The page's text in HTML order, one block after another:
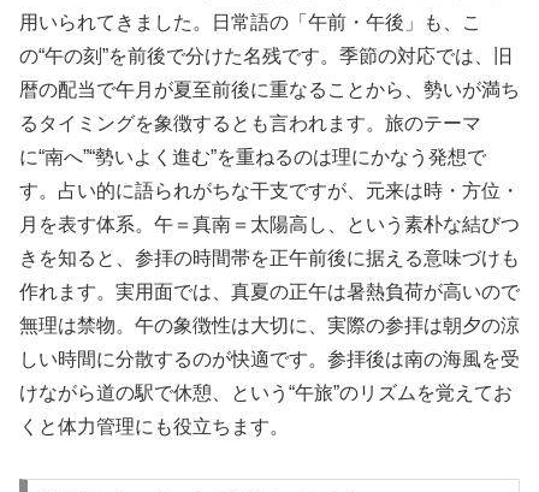
用いられてきました。日常語の「午前・午後」も、こ
の“午の刻”を前後で分けた名残です。季節の対応では、旧
暦の配当で午月が夏至前後に重なることから、勢いが満ち
るタイミングを象徴するとも言われます。旅のテーマ
に“南へ”“勢いよく進む”を重ねるのは理にかなう発想で
す。占い的に語られがちな干支ですが、元来は時・方位・
月を表す体系。午＝真南＝太陽高し、という素朴な結びつ
きを知ると、参拝の時間帯を正午前後に据える意味づけも
作れます。実用面では、真夏の正午は暑熱負荷が高いので
無理は禁物。午の象徴性は大切に、実際の参拝は朝夕の涼
しい時間に分散するのが快適です。参拝後は南の海風を受
けながら道の駅で休憩、という“午旅”のリズムを覚えてお
くと体力管理にも役立ちます。